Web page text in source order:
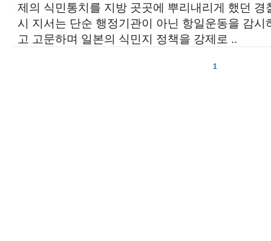
제의 식민통치를 지방 곳곳에 뿌리내리게 했던
시 지서는 단순 행정기관이 아닌 항일운동을 감
고 고문하며 일본의 식민지 정책을 강제로 ..
1